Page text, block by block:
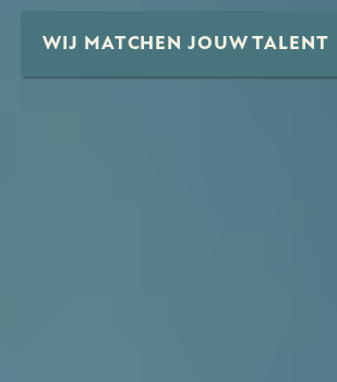
WIJ MATCHEN JOUW TALENT